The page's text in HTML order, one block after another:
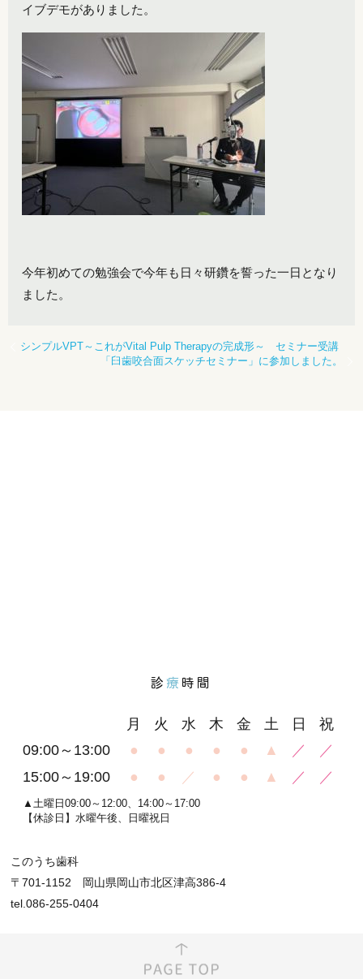
イブデモがありました。
今年初めての勉強会で今年も日々研鑽を誓った一日となり
ました。
シンプルVPT～これがVital Pulp Therapyの完成形～ セミナー受講
「臼歯咬合面スケッチセミナー」に参加しました。
診 療 時間
月 火 水 木 金 土 日
祝
09:00～13:00
● ● ● ● ● ▲ ／
／
15:00～19:00
● ● ／ ● ● ▲ ／ ／
▲土曜日09:00～12:00、14:00～17:00
【休診日】水曜午後、日曜祝日
このうち歯科
〒701-1152 岡山県岡山市北区津高386-4
tel.086-255-0404